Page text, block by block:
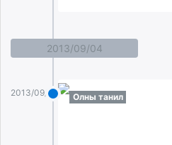
2013/09/04
2013/09/04 Олны танил